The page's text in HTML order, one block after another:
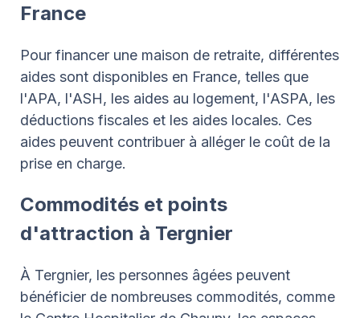
France
Pour financer une maison de retraite, différentes
aides sont disponibles en France, telles que
l'APA, l'ASH, les aides au logement, l'ASPA, les
déductions fiscales et les aides locales. Ces
aides peuvent contribuer à alléger le coût de la
prise en charge.
Commodités et points
d'attraction à Tergnier
À Tergnier, les personnes âgées peuvent
bénéficier de nombreuses commodités, comme